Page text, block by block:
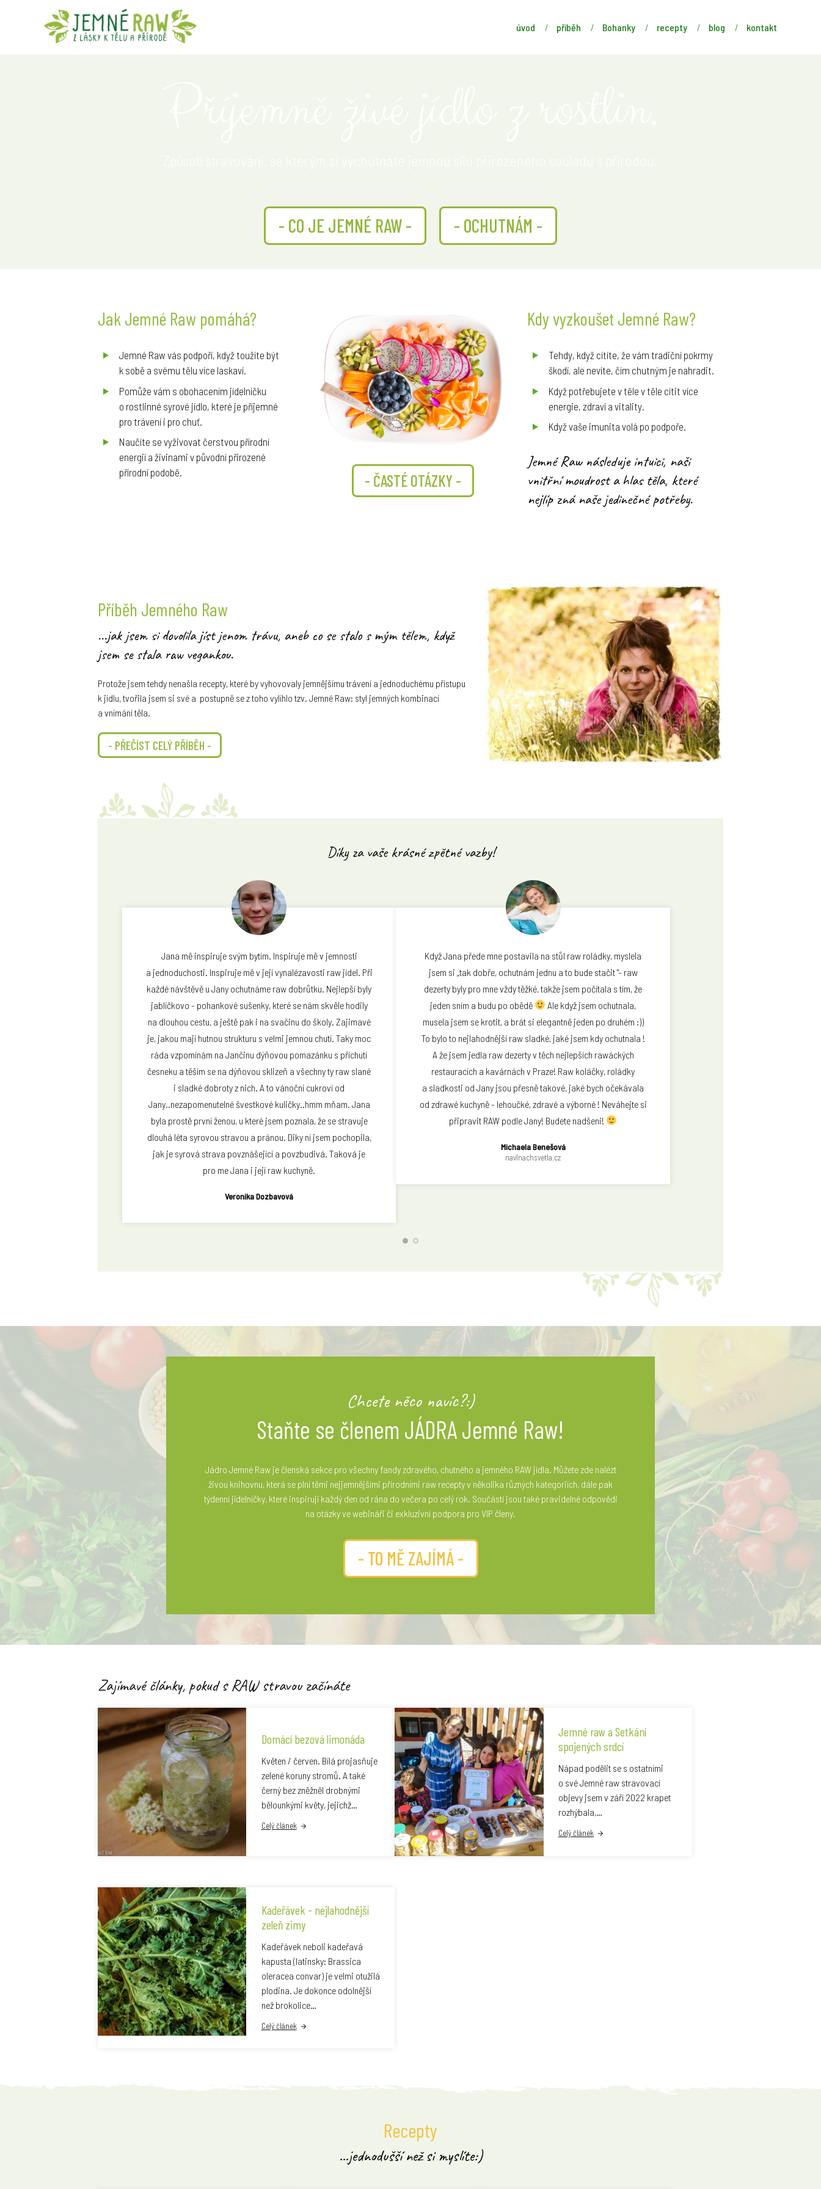
úvod příběh Bohanky recepty blog kontakt
- CO JE JEMNÉ RAW - - OCHUTNÁM -
Jak Jemné Raw pomáhá?
Jemné Raw vás podpoří, když toužíte být
k sobě a svému tělu více laskaví.
Pomůže vám s obohacením jídelníčku
o rostlinné syrové jídlo, které je příjemné
pro trávení i pro chuť.
Naučíte se vyživovat čerstvou přírodní
energií a živinami v původní přirozené
přírodní podobě.
Kdy vyzkoušet Jemné Raw?
Tehdy, když cítíte, že vám tradiční pokrmy
škodí, ale nevíte, čím chutným je nahradit.
Když potřebujete v těle v těle cítit více
energie, zdraví a vitality.
Když vaše imunita volá po podpoře.
- ČASTÉ OTÁZKY -
Jemné Raw následuje intuici, naši
vnitřní moudrost a hlas těla, které
nejlíp zná naše jedinečné potřeby.
Příběh Jemného Raw
...jak jsem si dovolila jíst jenom trávu, aneb co se stalo s mým tělem, když
jsem se stala raw vegankou.
Protože jsem tehdy nenašla recepty, které by vyhovovaly jemnějšímu trávení a jednoduchému přístupu
k jídlu, tvořila jsem si své a postupně se z toho vylíhlo tzv. Jemné Raw: styl jemných kombinací
a vnímání těla.
- PŘEČÍST CELÝ PŘÍBĚH -
Díky za vaše krásné zpětné vazby!
Jana mě inspiruje svým bytím. Inspiruje mě v jemnosti
a jednoduchosti. Inspiruje mě v její vynalézavosti raw jídel. Při
každé návštěvě u Jany ochutnáme raw dobrůtku. Nejlepší byly
jablíčkovo - pohankové sušenky, které se nám skvěle hodily
na dlouhou cestu, a ještě pak i na svačinu do školy. Zajimavé
je, jakou mají hutnou strukturu s velmi jemnou chutí. Taky moc
ráda vzpomínám na Jančinu dýňovou pomazánku s příchutí
česneku a těším se na dýňovou sklizeň a všechny ty raw slané
i sladké dobroty z nich. A to vánoční cukroví od
Jany..nezapomenutelné švestkové kuličky..hmm mňam. Jana
byla prostě první ženou, u které jsem poznala, že se stravuje
dlouhá léta syrovou stravou a pránou. Diky ní jsem pochopila,
jak je syrová strava povznášející a povzbudivá. Taková je
pro me Jana i její raw kuchyně.
Veronika Dozbavová
Když Jana přede mne postavila na stůl raw roládky, myslela
jsem si „tak dobře, ochutnám jednu a to bude stačit "- raw
dezerty byly pro mne vždy těžké, takže jsem počítala s tím, že
jeden sním a budu po obědě
Ale když jsem ochutnala,
musela jsem se krotit, a brát si elegantně jeden po druhém :))
To bylo to nejlahodnější raw sladké, jaké jsem kdy ochutnala !
A že jsem jedla raw dezerty v těch nejlepších rawáckých
restauracích a kavárnách v Praze! Raw koláčky, roládky
a sladkosti od Jany jsou přesně takové, jaké bych očekávala
od zdrawé kuchyně - lehoučké, zdravé a výborné ! Neváhejte si
připravit RAW podle Jany! Budete nadšeni!
Michaela Benešová
navlnachsvetla.cz
Léta jsem se potýkala s trávicími obtížemi, kvůli kterým jsem
nakonec byla nucena radikálně změnit svůj jídelníček. Časem
jsem vypozorovala, co mi dělá dobře a co mi naopak škodí.
Mám velmi ráda sladké chutě a Janiččiny raw dobrůtky jsou
pro mě pohlazením jak po těle, tak po duši. Moc se těším, až se
s námi podělí o své další kouzelné recepty, abych si je mohla
sama doma vyrábět podle chuti a potřeby.
Chcete něco navíc?:)
Staňte se členem JÁDRA Jemné Raw!
Jádro Jemné Raw je členská sekce pro všechny fandy zdravého, chutného a jemného RAW jídla. Můžete zde nalézt
živou knihovnu, která se plní těmi nejjemnějšími přírodními raw recepty v několika různých kategoriích, dále pak
týdenní jídelníčky, které inspirují každý den od rána do večera po celý rok. Součástí jsou také pravidelné odpovědi
na otázky ve webináři či exkluzivní podpora pro VIP členy.
- TO MĚ ZAJÍMÁ -
Zajímavé články, pokud s RAW stravou začínáte
Domácí bezová limonáda
Květen / červen. Bílá projasňuje
zelené koruny stromů. A také
černý bez zněžněl drobnými
bělounkými květy, jejichž…
Celý článek
Jemné raw a Setkání
spojených srdcí
Nápad podělit se s ostatními
o své Jemné raw stravovací
objevy jsem v září 2022 krapet
rozhýbala,…
Celý článek
Kadeřávek - nejlahodnější
zeleň zimy
Kadeřávek neboli kadeřavá
kapusta (latinsky: Brassica
oleracea convar) je velmi otužilá
plodina. Je dokonce odolnější
než brokolice…
Celý článek
Recepty
...jednodušší než si myslíte:)